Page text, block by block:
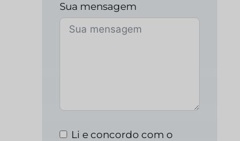
Sua mensagem
Li e concordo com o